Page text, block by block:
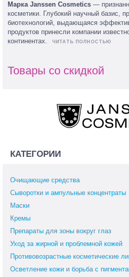
Марка Janssen Cosmetics —
косметики. Глубокий научный базис,
биотехнологий, выдающаяся
продуктов принесли компании
континентах.
Товары со скидкой
КАТЕГОРИИ
Очищающие средства
Сыворотки и ампульные концентраты
Маски
Кремы
Препараты для зоны вокруг глаз
Уход за жирной и проблемной кожей
Противовозрастные косметические
Осветление кожи и борьба с